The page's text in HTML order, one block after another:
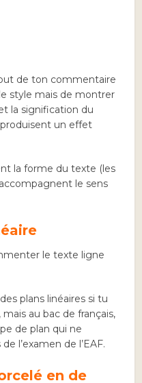
de ton commentaire
style mais de montrer
la signification du
un effet
la forme du texte (les
le sens
le texte ligne
plans linéaires si tu
au bac de français,
de plan qui ne
l’examen de l’EAF.
en de